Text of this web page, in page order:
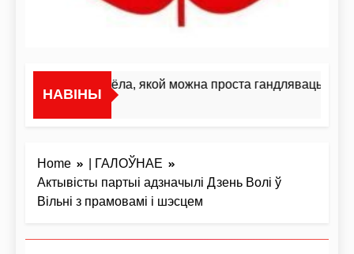
НАВІНЫ
«Я не жывёла, якой можна проста гандляваць»У
Home
| ГАЛОЎНАЕ
Актывісты партыі адзначылі Дзень Волі ў
Вільні з прамовамі і шэсцем